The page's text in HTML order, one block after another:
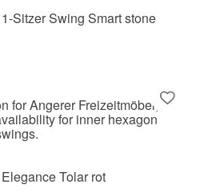
Sitzer Swing Smart stone
Tolar rot